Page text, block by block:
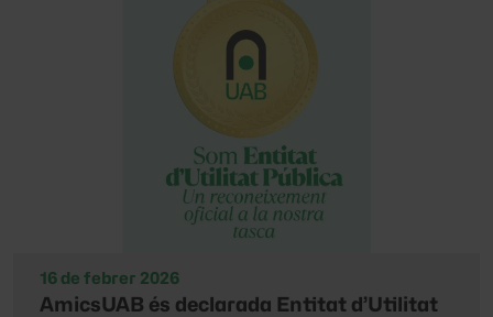
16 de febrer 2026
AmicsUAB és declarada Entitat d’Utilitat